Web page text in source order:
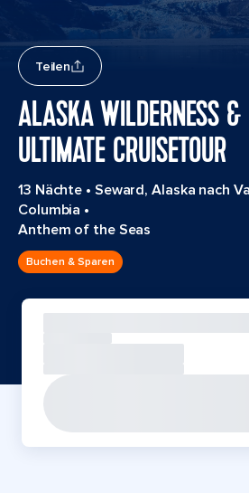
Teilen
ALASKA WILDERNESS
ULTIMATE CRUISETOUR
13 Nächte • Seward, Alaska nach
Columbia •
Anthem of the Seas
Buchen & Sparen